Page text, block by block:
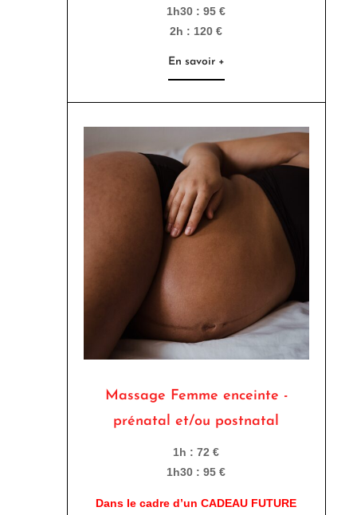
1h30 : 95 €
2h : 120 €
En savoir +
Massage Femme enceinte -
prénatal et/ou postnatal
1h : 72 €
1h30 : 95 €
Dans le cadre d’un CADEAU FUTURE